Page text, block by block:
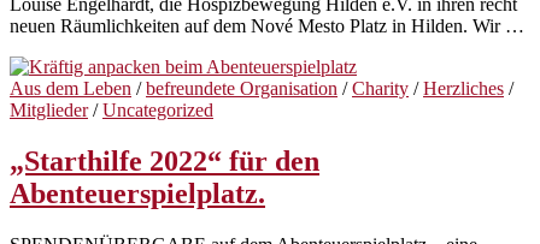
neuen Räumlichkeiten auf dem Nové Mesto Platz in Hilden. Wir …
Aus dem Leben /befreundete Organisation /Charity /Herzliches /
Mitglieder/Uncategorized
„Starthilfe 2022“ für den
Abenteuerspielplatz.